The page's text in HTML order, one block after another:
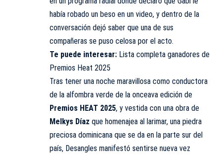
había robado un beso en un video, y dentro de la
conversación dejó saber que una de sus
compañeras se puso celosa por el acto.
Te puede interesar: Lista completa ganadores de
Premios Heat 2025
Tras tener una noche maravillosa como conductora
de la alfombra verde de la onceava edición de
Premios HEAT 2025, y vestida con una obra de
Melkys Díaz que homenajea al larimar, una piedra
preciosa dominicana que se da en la parte sur del
país, Desangles manifestó sentirse nueva vez